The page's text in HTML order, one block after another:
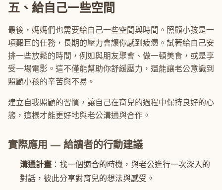
五、給自己一些空間
最後，媽媽們也需要給自己一些空間與時間。照顧小孩是一
項艱巨的任務，長期的壓力會讓你感到疲憊。試著給自己安
排一些放鬆的時間，例如與朋友聚會、做一頓美食，或是享
受一場電影。這不僅能幫助你舒緩壓力，還能讓老公意識到
照顧小孩的辛苦與不易。
建立自我照顧的習慣，讓自己在育兒的過程中保持良好的心
態，這樣才能更好地與老公溝通與合作。
實際應用 — 給讀者的行動建議
溝通計畫 ：找一個適合的時機，與老公進行一次深入的
對話，彼此分享對育兒的想法與感受。